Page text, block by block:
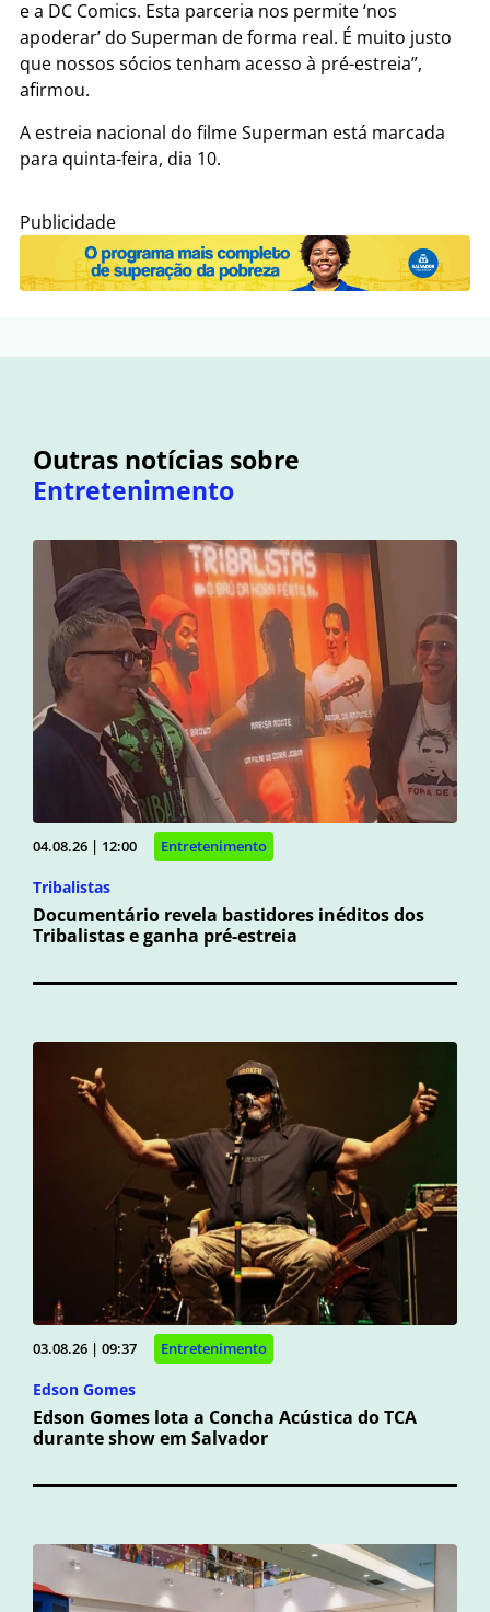
e a DC Comics. Esta parceria nos permite ‘nos
apoderar’ do Superman de forma real. É muito justo
que nossos sócios tenham acesso à pré-estreia”,
afirmou.
A estreia nacional do filme Superman está marcada
para quinta-feira, dia 10.
Publicidade
Outras notícias sobre
Entretenimento
04.08.26 | 12:00 Entretenimento
Tribalistas
Documentário revela bastidores inéditos dos
Tribalistas e ganha pré-estreia
03.08.26 | 09:37 Entretenimento
Edson Gomes
Edson Gomes lota a Concha Acústica do TCA
durante show em Salvador